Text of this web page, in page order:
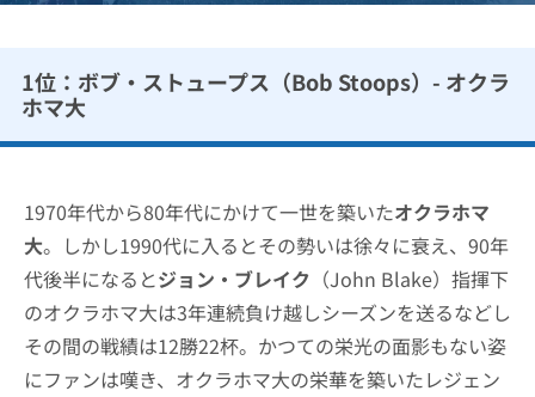
1位：ボブ・ストュープス（Bob Stoops）- オクラ
ホマ大
1970年代から80年代にかけて一世を築いたオクラホマ
大。しかし1990代に入るとその勢いは徐々に衰え、90年
代後半になるとジョン・ブレイク （John Blake）指揮下
のオクラホマ大は3年連続負け越しシーズンを送るなどし
その間の戦績は12勝22杯。かつての栄光の面影もない姿
にファンは嘆き、オクラホマ大の栄華を築いたレジェン